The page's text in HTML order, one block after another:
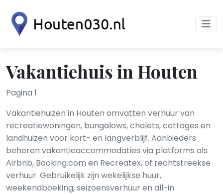
Vakantiehuis in Houten
Pagina 1
Vakantiehuizen in Houten omvatten verhuur van
recreatiewoningen, bungalows, chalets, cottages en
landhuizen voor kort- en langverblijf. Aanbieders
beheren vakantieaccommodaties via platforms als
Airbnb, Booking.com en Recreatex, of rechtstreekse
verhuur. Gebruikelijk zijn wekelijkse huur,
weekendboeking, seizoensverhuur en all-in